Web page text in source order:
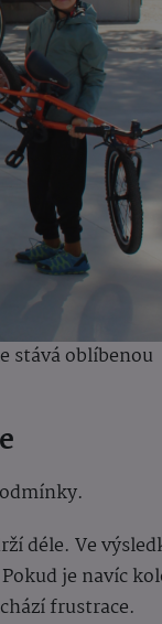
stává oblíbenou
déle. Ve
je navíc
frustrace.